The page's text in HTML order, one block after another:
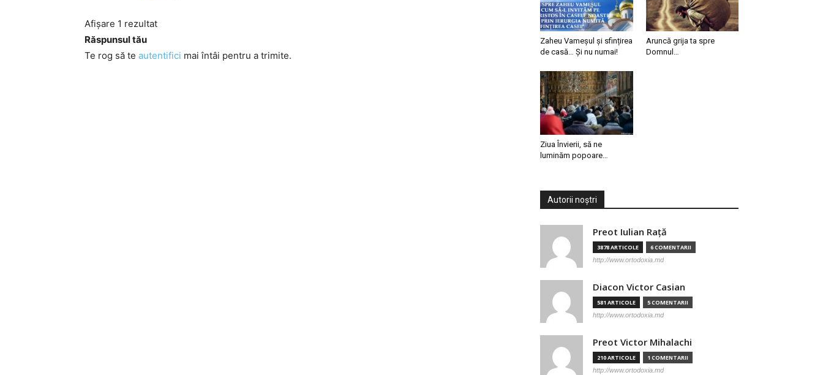
Afișare 1 rezultat
Răspunsul tău
Te rog să te autentifici mai întâi pentru a trimite.
Zaheu Vameșul și sfințirea
de casă… Și nu numai!
Aruncă grija ta spre
Domnul…
Ziua Învierii, să ne
luminăm popoare…
Autorii noștri
Preot Iulian Raţă
3878 ARTICOLE 6 COMENTARII
http://www.ortodoxia.md
Diacon Victor Casian
581 ARTICOLE 5 COMENTARII
http://www.ortodoxia.md
Preot Victor Mihalachi
210 ARTICOLE 1 COMENTARII
http://www.ortodoxia.md